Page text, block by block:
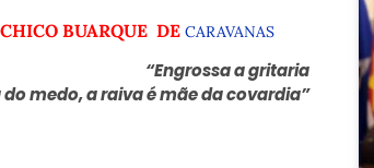
BUARQUE DE CARAVANAS
“Engrossa a gritaria
do medo, a raiva é mãe da covardia”